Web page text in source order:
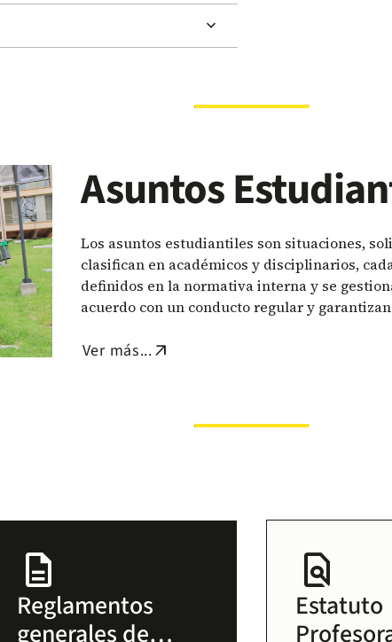
keyboard_arrow_down
Asuntos
Los asuntos estudiantiles son situaciones,
clasifican en académicos y disciplinarios,
definidos en la normativa interna y se
acuerdo con un conducto regular y
Ver más...arrow_outward
description
Reglamentos
generales de
find_in_page
Estatuto